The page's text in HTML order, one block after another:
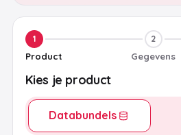
1
Product
2
Gegevens
Kies je product
Databundels